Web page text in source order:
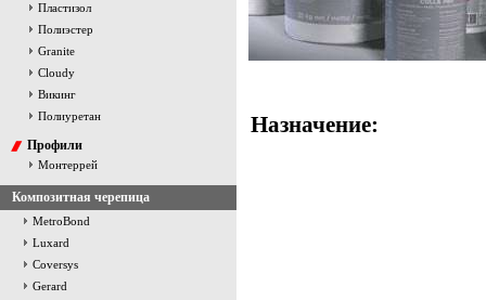
Пластизол
Полиэстер
Granite
Cloudy
Викинг
Полиуретан
Профили
Монтеррей
Композитная черепица
MetroBond
Luxard
Coversys
Gerard
Назначение: